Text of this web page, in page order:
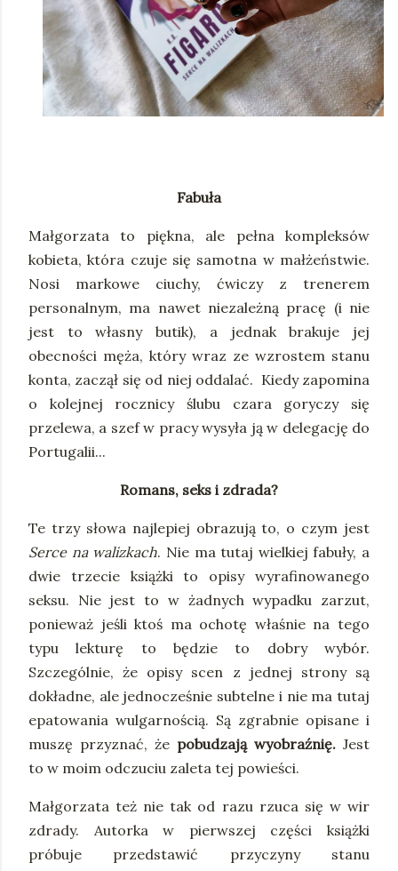
Fabuła
Małgorzata to piękna, ale pełna kompleksów
kobieta, która czuje się samotna w małżeństwie.
Nosi markowe ciuchy, ćwiczy z trenerem
personalnym, ma nawet niezależną pracę (i nie
jest to własny butik), a jednak brakuje jej
obecności męża, który wraz ze wzrostem stanu
konta, zaczął się od niej oddalać. Kiedy zapomina
o kolejnej rocznicy ślubu czara goryczy się
przelewa, a szef w pracy wysyła ją w delegację do
Portugalii...
Romans, seks i zdrada?
Te trzy słowa najlepiej obrazują to, o czym jest
Serce na walizkach. Nie ma tutaj wielkiej fabuły, a
dwie trzecie książki to opisy wyrafinowanego
seksu. Nie jest to w żadnych wypadku zarzut,
ponieważ jeśli ktoś ma ochotę właśnie na tego
typu lekturę to będzie to dobry wybór.
Szczególnie, że opisy scen z jednej strony są
dokładne, ale jednocześnie subtelne i nie ma tutaj
epatowania wulgarnością. Są zgrabnie opisane i
muszę przyznać, że pobudzają wyobraźnię. Jest
to w moim odczuciu zaleta tej powieści.
Małgorzata też nie tak od razu rzuca się w wir
zdrady. Autorka w pierwszej części książki
próbuje przedstawić przyczyny stanu